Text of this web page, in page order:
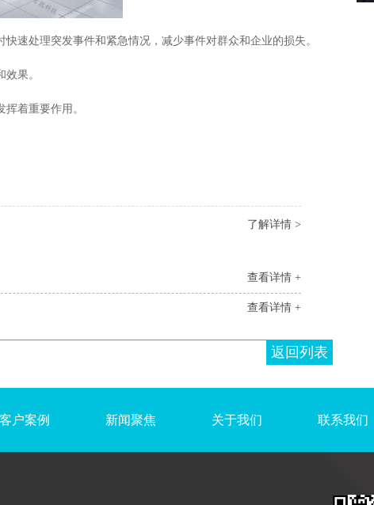
速处理突发事件和紧急情况，减少事件对群众和企业的损失。
果。
着重要作用。
了解详情 >
查看详情 +
查看详情 +
返回列表
客户案例 新闻聚焦 关于我们 联系我们